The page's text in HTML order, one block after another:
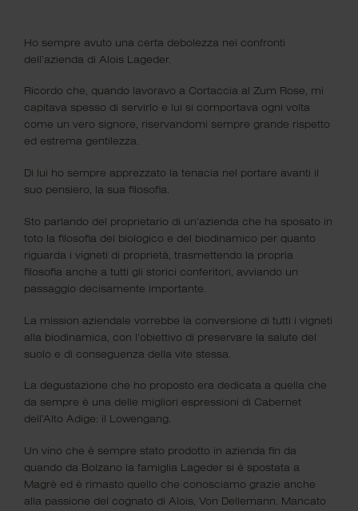
Il Club dove un gruppo di amici
condivide la grande passione per il
vino.
Ho sempre avuto una certa debolezza nei confronti
dell’azienda di Alois Lageder.
Ricordo che, quando lavoravo a Cortaccia al Zum Rose, mi
capitava spesso di servirlo e lui si comportava ogni volta
come un vero signore, riservandomi sempre grande rispetto
ed estrema gentilezza.
Di lui ho sempre apprezzato la tenacia nel portare avanti il
suo pensiero, la sua filosofia.
Sto parlando del proprietario di un’azienda che ha sposato in
toto la filosofia del biologico e del biodinamico per quanto
riguarda i vigneti di proprietà, trasmettendo la propria
filosofia anche a tutti gli storici conferitori, avviando un
passaggio decisamente importante.
La mission aziendale vorrebbe la conversione di tutti i vigneti
alla biodinamica, con l’obiettivo di preservare la salute del
suolo e di conseguenza della vite stessa.
La degustazione che ho proposto era dedicata a quella che
da sempre è una delle migliori espressioni di Cabernet
dell’Alto Adige: il Lowengang.
Un vino che è sempre stato prodotto in azienda fin da
quando da Bolzano la famiglia Lageder si è spostata a
Magrè ed è rimasto quello che conosciamo grazie anche
alla passione del cognato di Alois, Von Dellemann. Mancato